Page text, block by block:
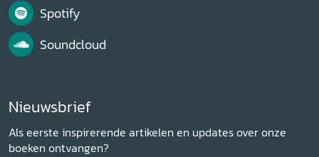
Spotify
Soundcloud
Nieuwsbrief
Als eerste inspirerende artikelen en updates over onze
boeken ontvangen?